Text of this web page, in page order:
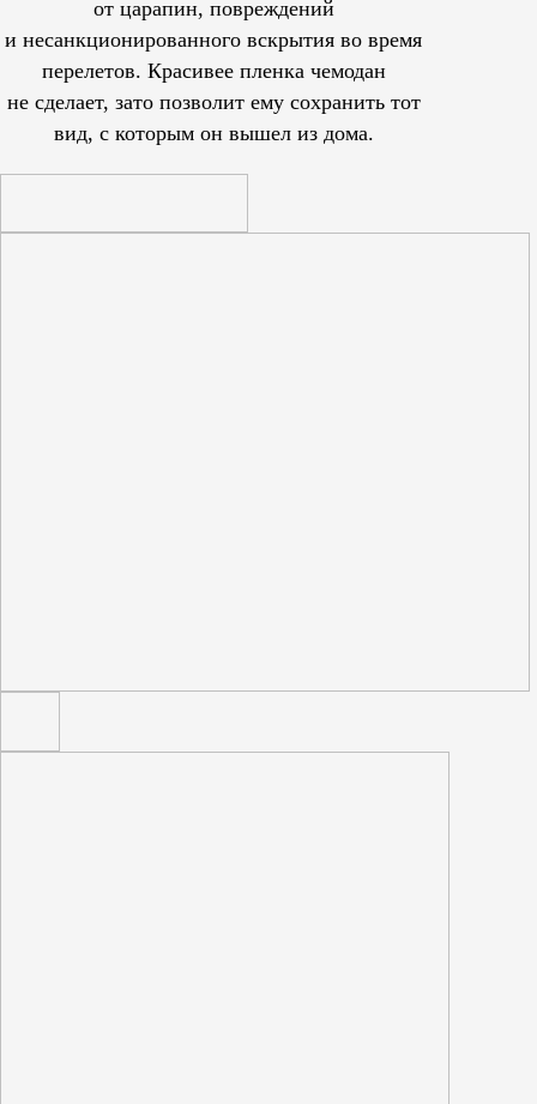
от царапин, повреждений
и несанкционированного вскрытия во время
перелетов. Красивее пленка чемодан
не сделает, зато позволит ему сохранить тот
вид, с которым он вышел из дома.